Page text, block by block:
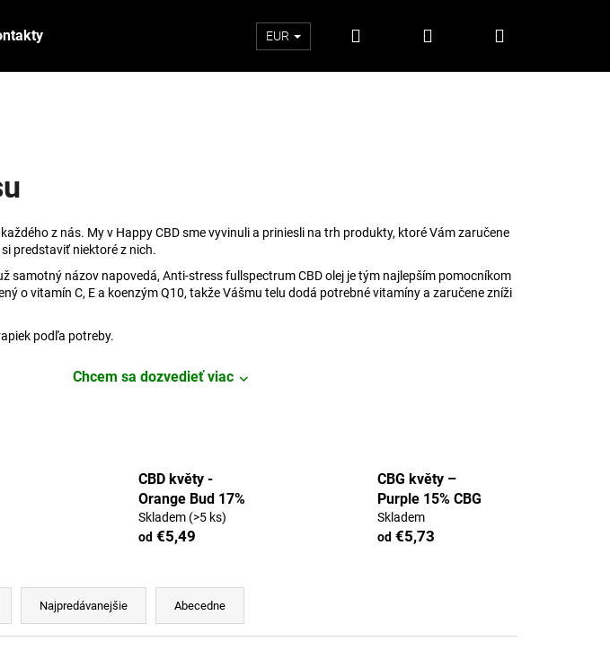
EUR Prihlásenie
z nás. My v Happy CBD sme vyvinuli a priniesli na trh produkty, ktoré Vám zaručene
predstaviť niektoré z nich.
samotný názov napovedá, Anti-stress fullspectrum CBD olej je tým najlepším pomocníkom
o vitamín C, E a koenzým Q10, takže Vášmu telu dodá potrebné vitamíny a zaručene zníži
podľa potreby.
Chcem sa dozvedieť viac
CBD květy -
Orange Bud 17%
Skladem (>5 ks)
od€5,49
CBG květy –
Purple 15% CBG
Skladem
od€5,73
Najpredávanejšie Abecedne